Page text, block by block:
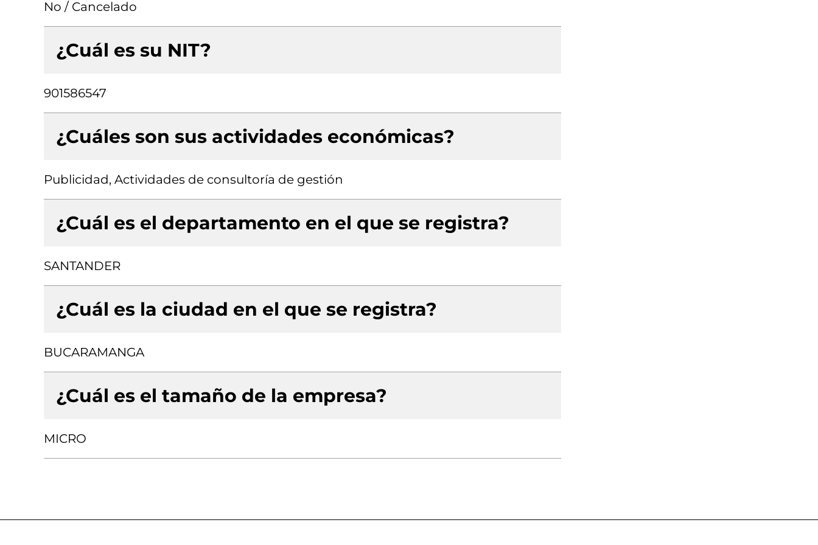
No / Cancelado
¿Cuál es su NIT?
901586547
¿Cuáles son sus actividades económicas?
Publicidad, Actividades de consultoría de gestión
¿Cuál es el departamento en el que se registra?
SANTANDER
¿Cuál es la ciudad en el que se registra?
BUCARAMANGA
¿Cuál es el tamaño de la empresa?
MICRO